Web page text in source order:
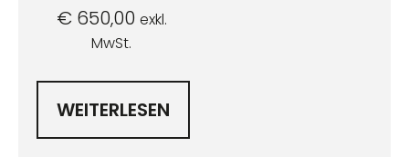
€650,00 exkl.
MwSt.
WEITERLESEN